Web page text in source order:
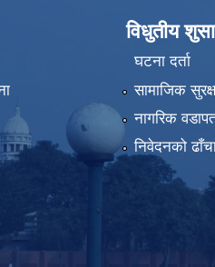
विधुतीय
घटना दर्ता
सामाजिक
नागरिक
निवेदनको